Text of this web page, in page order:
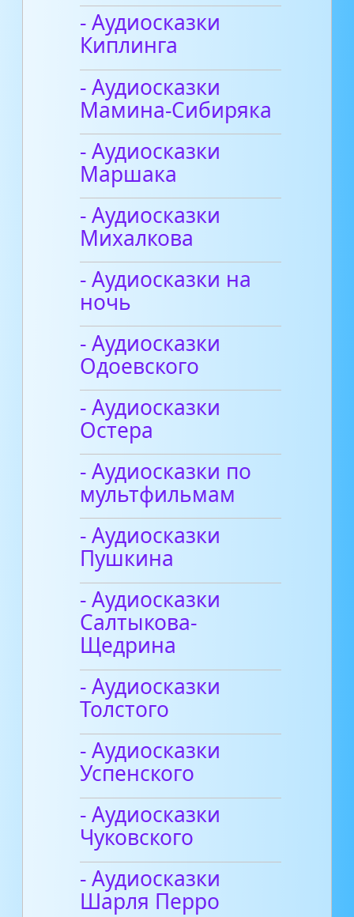
- Аудиосказки
Киплинга
- Аудиосказки
Мамина-Сибиряка
- Аудиосказки
Маршака
- Аудиосказки
Михалкова
- Аудиосказки на
ночь
- Аудиосказки
Одоевского
- Аудиосказки
Остера
- Аудиосказки по
мультфильмам
- Аудиосказки
Пушкина
- Аудиосказки
Салтыкова-
Щедрина
- Аудиосказки
Толстого
- Аудиосказки
Успенского
- Аудиосказки
Чуковского
- Аудиосказки
Шарля Перро